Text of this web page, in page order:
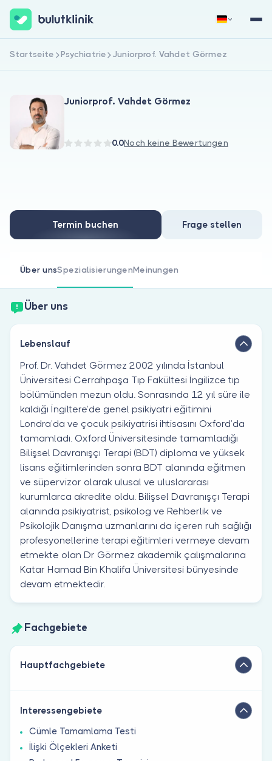
Sind Sie Arzt?
Jetzt registrieren Anmelden
Startseite Psychiatrie Juniorprof. Vahdet Görmez
Juniorprof. Vahdet Görmez
0.0Noch keine Bewertungen
Termin buchen Frage stellen
Über unsSpezialisierungenMeinungen
Über uns
Lebenslauf
Prof. Dr. Vahdet Görmez 2002 yılında İstanbul
Üniversitesi Cerrahpaşa Tıp Fakültesi İngilizce tıp
bölümünden mezun oldu. Sonrasında 12 yıl süre ile
kaldığı İngiltere’de genel psikiyatri eğitimini
Londra’da ve çocuk psikiyatrisi ihtisasını Oxford’da
tamamladı. Oxford Üniversitesinde tamamladığı
Bilişsel Davranışçı Terapi (BDT) diploma ve yüksek
lisans eğitimlerinden sonra BDT alanında eğitmen
ve süpervizor olarak ulusal ve uluslararası
kurumlarca akredite oldu. Bilişsel Davranışçı Terapi
alanında psikiyatrist, psikolog ve Rehberlik ve
Psikolojik Danışma uzmanlarını da içeren ruh sağlığı
profesyonellerine terapi eğitimleri vermeye devam
etmekte olan Dr Görmez akademik çalışmalarına
Katar Hamad Bin Khalifa Üniversitesi bünyesinde
devam etmektedir.
Fachgebiete
Hauptfachgebiete
Interessengebiete
Cümle Tamamlama Testi
İlişki Ölçekleri Anketi